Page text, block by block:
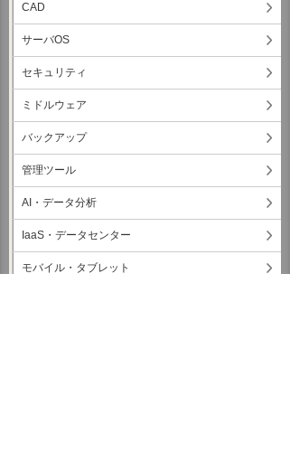
CAD
サーバOS
セキュリティ
ミドルウェア
バックアップ
管理ツール
AI・データ分析
IaaS・データセンター
モバイル・タブレット